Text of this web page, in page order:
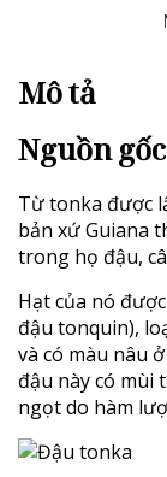
Mô tả
Nguồn
Từ tonka được
bản xứ Guiana
trong họ đậu,
Hạt của nó
đậu tonquin),
và có màu nâu
đậu này có mùi
ngọt do hàm